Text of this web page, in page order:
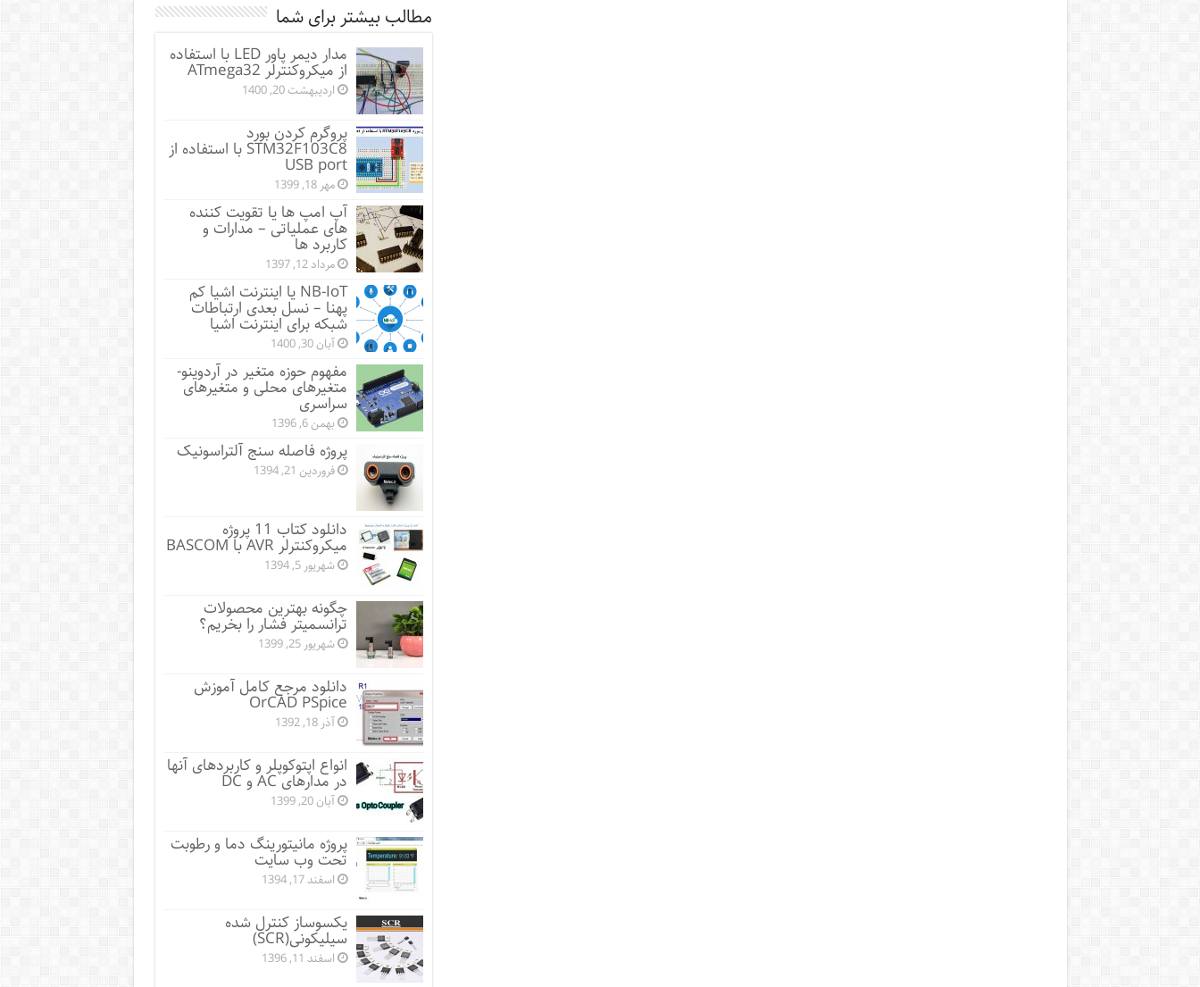
مطالب بیشتر برای شما
مدار دیمر پاور LED با استفاده
از میکروکنترلر ATmega32
اردیبهشت 20, 1400
پروگرم کردن بورد
STM32F103C8 با استفاده از
USB port
مهر 18, 1399
آپ امپ ها یا تقویت کننده
های عملیاتی – مدارات و
کاربرد ها
مرداد 12, 1397
NB-IoT یا اینترنت اشیا کم
پهنا – نسل بعدی ارتباطات
شبکه برای اینترنت اشیا
آبان 30, 1400
مفهوم حوزه متغیر در آردوینو-
متغیرهای محلی و متغیرهای
سراسری
بهمن 6, 1396
پروژه فاصله سنج آلتراسونیک
فروردین 21, 1394
دانلود کتاب 11 پروژه
میکروکنترلر AVR با BASCOM
شهریور 5, 1394
چگونه بهترین محصولات
ترانسمیتر فشار را بخریم؟
شهریور 25, 1399
دانلود مرجع کامل آموزش
OrCAD PSpice
آذر 18, 1392
انواع اپتوکوپلر و کاربردهای آنها
در مدارهای AC و DC
آبان 20, 1399
پروژه مانيتورينگ دما و رطوبت
تحت وب سایت
اسفند 17, 1394
یکسوساز کنترل شده
سیلیکونی(SCR)
اسفند 11, 1396